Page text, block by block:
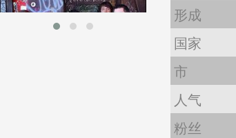
形成
国家
市
人气
粉丝